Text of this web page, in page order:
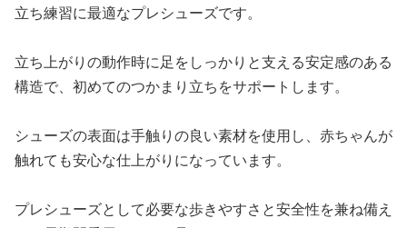
立ち練習に最適なプレシューズです。
立ち上がりの動作時に足をしっかりと支える安定感のある
構造で、初めてのつかまり立ちをサポートします。
シューズの表面は手触りの良い素材を使用し、赤ちゃんが
触れても安心な仕上がりになっています。
プレシューズとして必要な歩きやすさと安全性を兼ね備え